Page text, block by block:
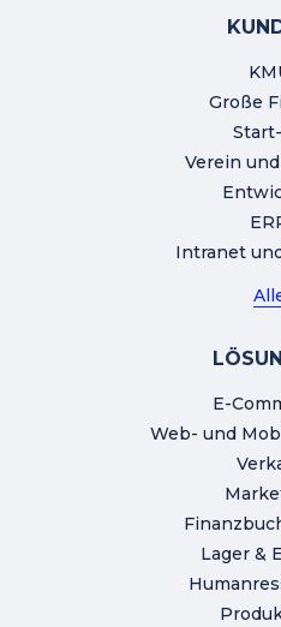
Große
Verein
Intranet
E-
Web- und
Lager &